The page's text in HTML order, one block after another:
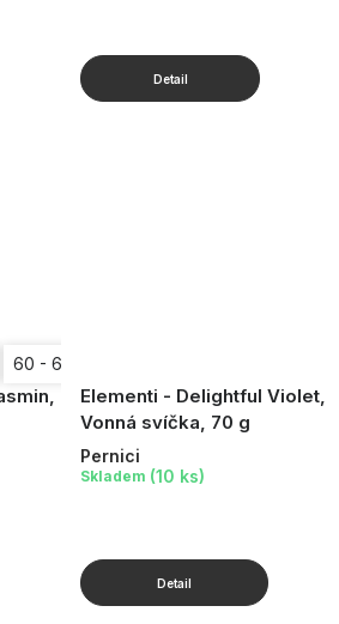
60 - 65 hodin
Elementi - Delightful Violet,
Vonná svíčka, 70 g
Pernici
Skladem (10 ks)